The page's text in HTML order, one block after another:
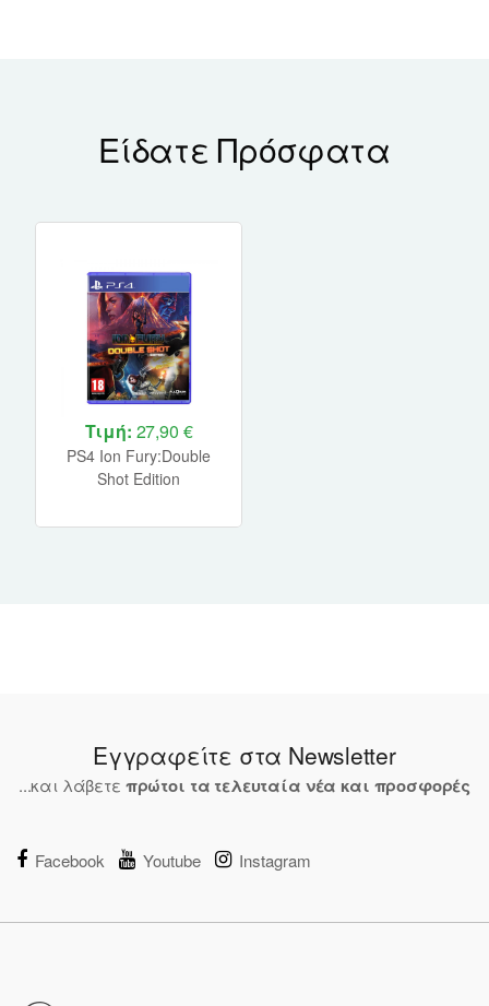
Είδατε Πρόσφατα
Τιμή: 27,90 €
PS4 Ion Fury:Double
Shot Edition
Εγγραφείτε στα Newsletter
...και λάβετε πρώτοι τα τελευταία νέα και προσφορές
Facebook Youtube Instagram